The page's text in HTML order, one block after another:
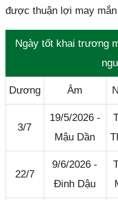
được thuận lợi may
Ngày tốt khai trương
Dương Âm
3/7
19/5/2026 -
Mậu Dần
22/7
9/6/2026 -
Đinh Dậu